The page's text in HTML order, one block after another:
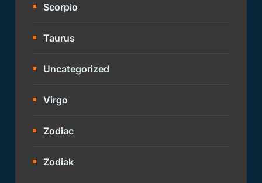
Scorpio
Taurus
Uncategorized
Virgo
Zodiac
Zodiak